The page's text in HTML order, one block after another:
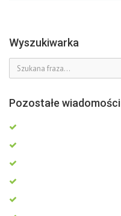
Wyszukiwarka
Pozostałe wiadomości